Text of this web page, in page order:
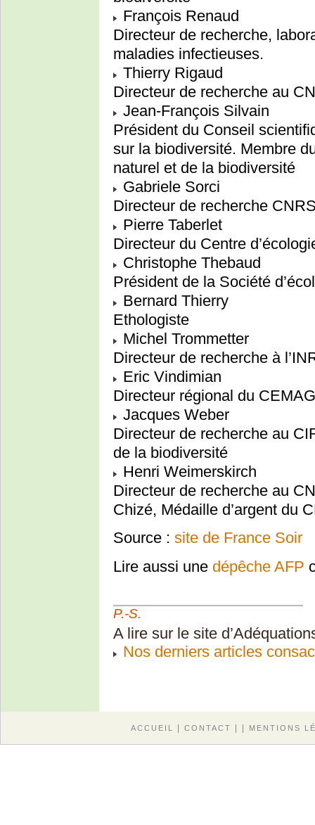
François Renaud
Directeur de recherche,
maladies infectieuses.
Thierry Rigaud
Directeur de recherche au
Jean-François Silvain
Président du Conseil
sur la biodiversité. Membre
naturel et de la biodiversité
Gabriele Sorci
Directeur de recherche
Pierre Taberlet
Directeur du Centre
Christophe Thebaud
Président de la Société
Bernard Thierry
Ethologiste
Michel Trommetter
Directeur de recherche à
Eric Vindimian
Directeur régional du
Jacques Weber
Directeur de recherche au
de la biodiversité
Henri Weimerskirch
Directeur de recherche au
Chizé, Médaille d’argent du
Source : site de France Soir
Lire aussi une dépêche AFP
P.-S.
A lire sur le site
Nos derniers articles
ACCUEIL | CONTACT | | MENTIONS